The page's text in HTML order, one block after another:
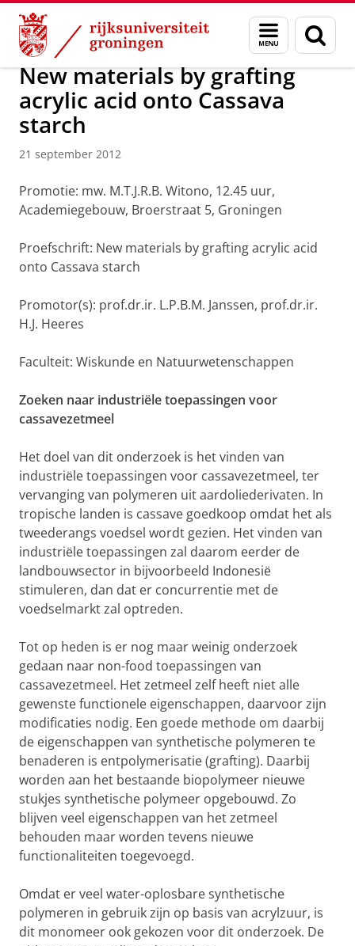
Skip
Content
Skip
Navigation
Menu
en
zoeken
Over ons Actueel Nieuws Nieuwsberichten
New materials by grafting
acrylic acid onto Cassava
starch
21 september 2012
Promotie: mw. M.T.J.R.B. Witono, 12.45 uur,
Academiegebouw, Broerstraat 5, Groningen
Proefschrift: New materials by grafting acrylic acid
onto Cassava starch
Promotor(s): prof.dr.ir. L.P.B.M. Janssen, prof.dr.ir.
H.J. Heeres
Faculteit: Wiskunde en Natuurwetenschappen
Zoeken naar industriële toepassingen voor
cassavezetmeel
Het doel van dit onderzoek is het vinden van
industriële toepassingen voor cassavezetmeel, ter
vervanging van polymeren uit aardoliederivaten. In
tropische landen is cassave goedkoop omdat het als
tweederangs voedsel wordt gezien. Het vinden van
industriële toepassingen zal daarom eerder de
landbouwsector in bijvoorbeeld Indonesië
stimuleren, dan dat er concurrentie met de
voedselmarkt zal optreden.
Tot op heden is er nog maar weinig onderzoek
gedaan naar non-food toepassingen van
cassavezetmeel. Het zetmeel zelf heeft niet alle
gewenste functionele eigenschappen, daarvoor zijn
modificaties nodig. Een goede methode om daarbij
de eigenschappen van synthetische polymeren te
benaderen is entpolymerisatie (grafting). Daarbij
worden aan het bestaande biopolymeer nieuwe
stukjes synthetische polymeer opgebouwd. Zo
blijven veel eigenschappen van het zetmeel
behouden maar worden tevens nieuwe
functionaliteiten toegevoegd.
Omdat er veel water-oplosbare synthetische
polymeren in gebruik zijn op basis van acrylzuur, is
dit monomeer ook gekozen voor dit onderzoek. De